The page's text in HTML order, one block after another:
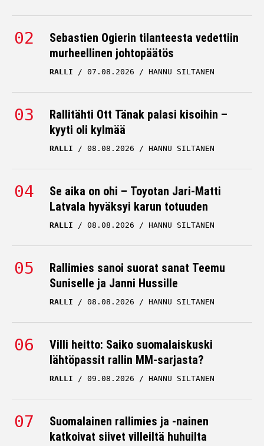
Sebastien Ogierin tilanteesta vedettiin
murheellinen johtopäätös
RALLI 07.08.2026 HANNU SILTANEN
Rallitähti Ott Tänak palasi kisoihin –
kyyti oli kylmää
RALLI 08.08.2026 HANNU SILTANEN
Se aika on ohi – Toyotan Jari-Matti
Latvala hyväksyi karun totuuden
RALLI 08.08.2026 HANNU SILTANEN
Rallimies sanoi suorat sanat Teemu
Suniselle ja Janni Hussille
RALLI 08.08.2026 HANNU SILTANEN
Villi heitto: Saiko suomalaiskuski
lähtöpassit rallin MM-sarjasta?
RALLI 09.08.2026 HANNU SILTANEN
Suomalainen rallimies ja -nainen
katkoivat siivet villeiltä huhuilta